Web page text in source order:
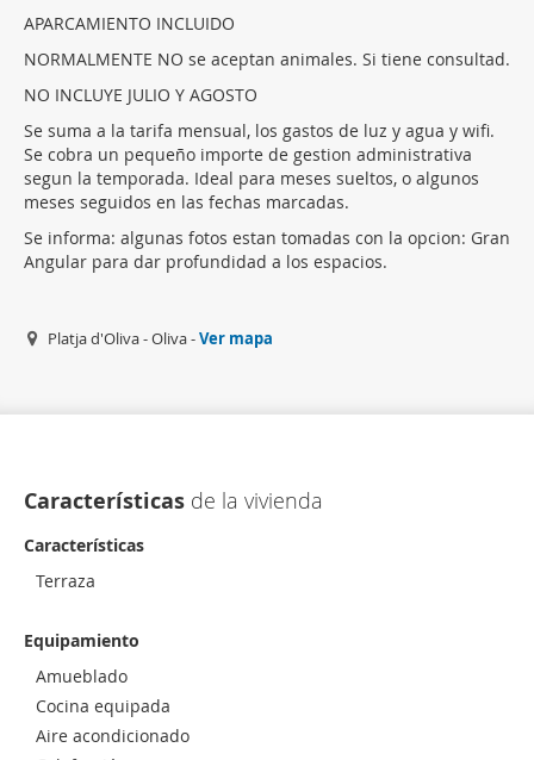
APARCAMIENTO INCLUIDO
NORMALMENTE NO se aceptan animales. Si tiene consultad.
NO INCLUYE JULIO Y AGOSTO
Se suma a la tarifa mensual, los gastos de luz y agua y wifi.
Se cobra un pequeño importe de gestion administrativa
segun la temporada. Ideal para meses sueltos, o algunos
meses seguidos en las fechas marcadas.
Se informa: algunas fotos estan tomadas con la opcion: Gran
Angular para dar profundidad a los espacios.
Platja d'Oliva - Oliva -Ver mapa
Características de la vivienda
Características
Terraza
Equipamiento
Amueblado
Cocina equipada
Aire acondicionado